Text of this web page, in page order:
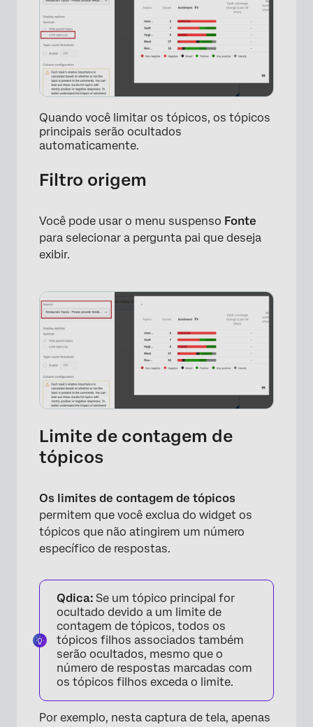
Quando você limitar os tópicos, os tópicos
principais serão ocultados
automaticamente.
Filtro origem
Você pode usar o menu suspenso Fonte
para selecionar a pergunta pai que deseja
exibir.
Limite de contagem de
tópicos
Os limites de contagem de tópicos
permitem que você exclua do widget os
tópicos que não atingirem um número
específico de respostas.
Qdica: Se um tópico principal for
ocultado devido a um limite de
contagem de tópicos, todos os
tópicos filhos associados também
serão ocultados, mesmo que o
número de respostas marcadas com
os tópicos filhos exceda o limite.
Por exemplo, nesta captura de tela, apenas